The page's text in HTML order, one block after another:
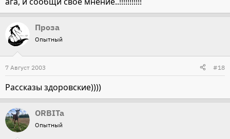
Проза
Опытный
7 Август 2003 #18
Рассказы здоровские))))
ORBITa
Опытный